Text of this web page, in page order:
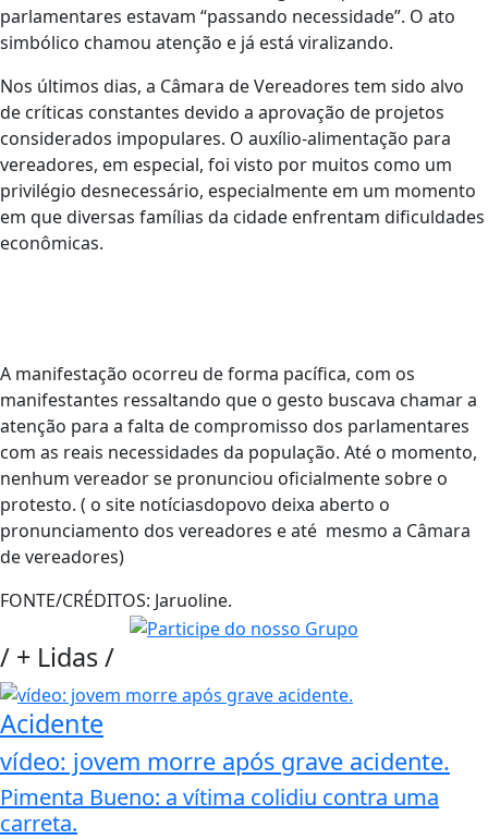
parlamentares estavam “passando necessidade”. O ato
simbólico chamou atenção e já está viralizando.
Nos últimos dias, a Câmara de Vereadores tem sido alvo
de críticas constantes devido a aprovação de projetos
considerados impopulares. O auxílio-alimentação para
vereadores, em especial, foi visto por muitos como um
privilégio desnecessário, especialmente em um momento
em que diversas famílias da cidade enfrentam dificuldades
econômicas.
A manifestação ocorreu de forma pacífica, com os
manifestantes ressaltando que o gesto buscava chamar a
atenção para a falta de compromisso dos parlamentares
com as reais necessidades da população. Até o momento,
nenhum vereador se pronunciou oficialmente sobre o
protesto. ( o site notíciasdopovo deixa aberto o
pronunciamento dos vereadores e até mesmo a Câmara
de vereadores)
FONTE/CRÉDITOS: Jaruoline.
/ + Lidas/
Acidente
vídeo: jovem morre após grave acidente.
Pimenta Bueno: a vítima colidiu contra uma
carreta.